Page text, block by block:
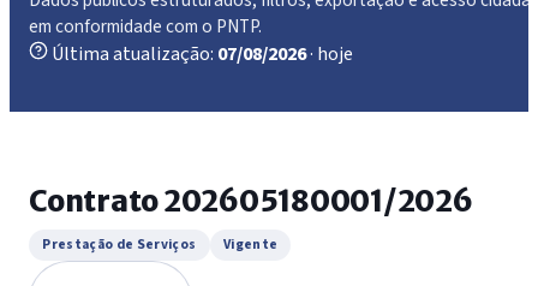
em conformidade com o PNTP.
Última atualização: 07/08/2026· hoje
Contrato 202605180001/2026
Prestação de Serviços Vigente